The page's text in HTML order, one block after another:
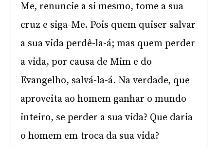
Me, renuncie a si mesmo, tome a sua
cruz e siga-Me. Pois quem quiser salvar
a sua vida perdê-la-á; mas quem perder
a vida, por causa de Mim e do
Evangelho, salvá-la-á. Na verdade, que
aproveita ao homem ganhar o mundo
inteiro, se perder a sua vida? Que daria
o homem em troca da sua vida?